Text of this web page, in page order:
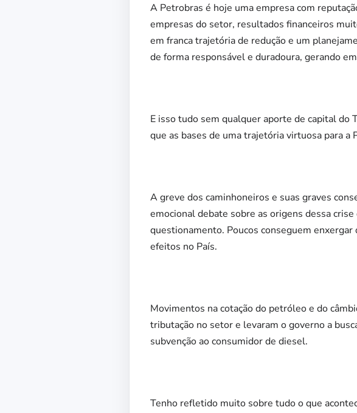
A Petrobras é hoje uma empresa com
empresas do setor, resultados financeiros
em franca trajetória de redução e um
de forma responsável e duradoura, gerando
E isso tudo sem qualquer aporte de capital do
que as bases de uma trajetória virtuosa para a
A greve dos caminhoneiros e suas graves
emocional debate sobre as origens dessa
questionamento. Poucos conseguem
efeitos no País.
Movimentos na cotação do petróleo e do
tributação no setor e levaram o governo a
subvenção ao consumidor de diesel.
Tenho refletido muito sobre tudo o que